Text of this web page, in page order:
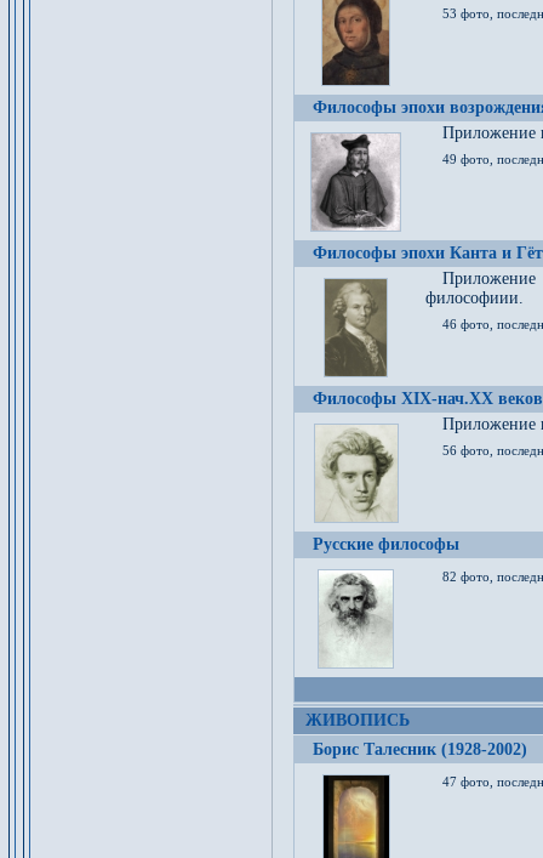
53 фото,
Философы эпохи
Приложение
49 фото,
Философы эпохи Канта и
философиии.
46 фото,
Философы XIX-нач.XX веков
Приложение
56 фото,
Русские философы
82 фото,
ЖИВОПИСЬ
Борис Талесник (1928-2002)
47 фото,